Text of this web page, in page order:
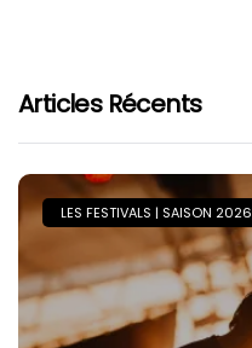
Articles Récents
LES FESTIVALS | SAISON 2026